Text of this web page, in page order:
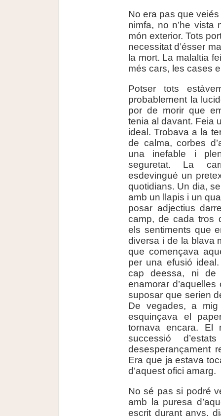
No era pas que
nimfa, no n’he vista
món exterior. Tots
necessitat d’ésser
la mort. La malaltia
més cars, les cases
Potser tots
probablement la
por de morir que
tenia al davant. Feia
ideal. Trobava a la
de calma, corbes
una inefable i
seguretat. La
esdevingué un
quotidians. Un dia,
amb un llapis i un
posar adjectius
camp, de cada tros
els sentiments que
diversa i de la blava
que començava
per una efusió
cap deessa, ni de
enamorar
suposar que serien
De vegades, a
esquinçava el
tornava encara. El
successió
desesperançament
Era que ja estava
d’aquest ofici amarg.
No sé pas si podré
amb la puresa
escrit durant anys,